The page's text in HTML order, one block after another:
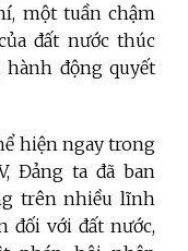
một tuần chậm
đất nước thúc
động quyết
hiện ngay trong
Đảng ta đã ban
trên nhiều lĩnh
đối với đất nước,